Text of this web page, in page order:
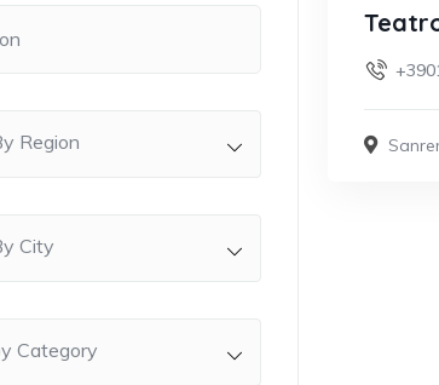
Region
City
Category